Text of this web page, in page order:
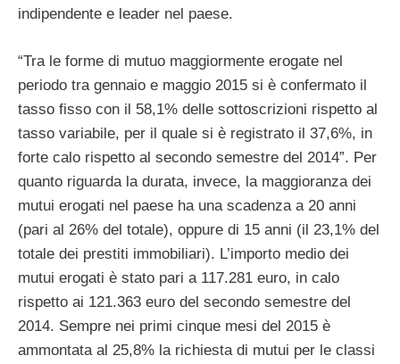
indipendente e leader nel paese.
“Tra le forme di mutuo maggiormente erogate nel
periodo tra gennaio e maggio 2015 si è confermato il
tasso fisso con il 58,1% delle sottoscrizioni rispetto al
tasso variabile, per il quale si è registrato il 37,6%, in
forte calo rispetto al secondo semestre del 2014”. Per
quanto riguarda la durata, invece, la maggioranza dei
mutui erogati nel paese ha una scadenza a 20 anni
(pari al 26% del totale), oppure di 15 anni (il 23,1% del
totale dei prestiti immobiliari). L’importo medio dei
mutui erogati è stato pari a 117.281 euro, in calo
rispetto ai 121.363 euro del secondo semestre del
2014. Sempre nei primi cinque mesi del 2015 è
ammontata al 25,8% la richiesta di mutui per le classi